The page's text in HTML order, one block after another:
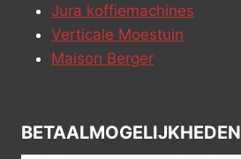
Jura koffiemachines
Verticale Moestuin
Maison Berger
BETAALMOGELIJKHEDEN